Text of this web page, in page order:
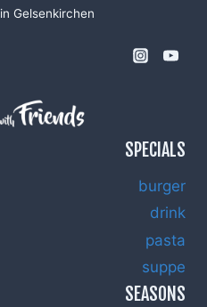
in Gelsenkirchen
SPECIALS
burger
drink
pasta
suppe
SEASONS